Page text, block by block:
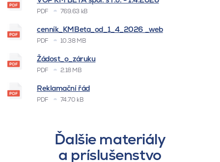
PDF 769.63 kB
cenník_KMBeta_od_1_4_2026 _web
PDF 10.38 MB
Žádost_o_záruku
PDF 2.18 MB
Reklamační řád
PDF 74.70 kB
Ďalšie materiály
a príslušenstvo